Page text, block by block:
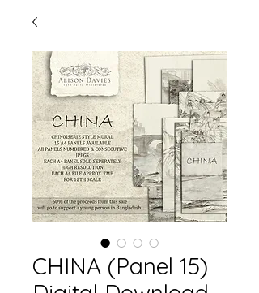
CHINA (Panel 15)